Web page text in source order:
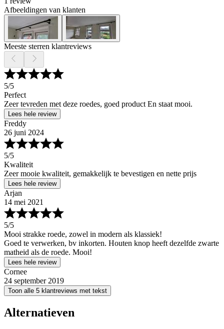
Afbeeldingen van klanten
Meeste sterren klantreviews
5/5
Perfect
Zeer tevreden met deze roedes, goed product En staat mooi.
Lees hele review
Freddy
26 juni 2024
5/5
Kwaliteit
Zeer mooie kwaliteit, gemakkelijk te bevestigen en nette prijs
Lees hele review
Arjan
14 mei 2021
5/5
Mooi strakke roede, zowel in modern als klassiek!
Goed te verwerken, bv inkorten. Houten knop heeft dezelfde zwarte
matheid als de roede. Mooi!
Lees hele review
Cornee
24 september 2019
Toon alle 5 klantreviews met tekst
Alternatieven